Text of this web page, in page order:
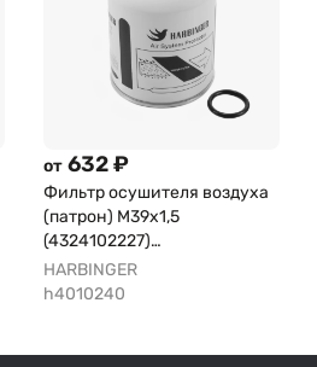
от 632 ₽
Фильтр осушителя воздуха
(патрон) M39x1,5
(4324102227)
Volvo/DAF/MAN/MB/IVECO
HARBINGER
h4010240